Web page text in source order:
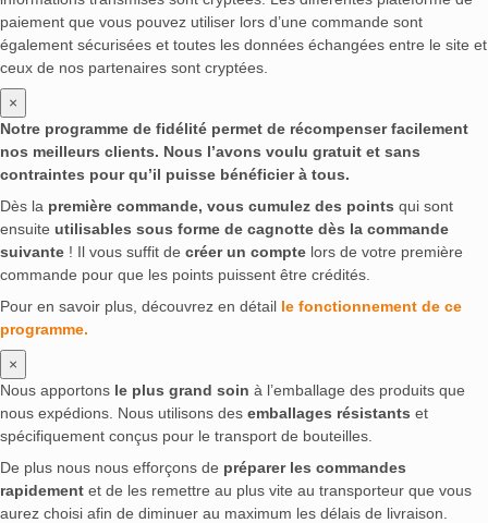
paiement que vous pouvez utiliser lors d’une commande sont
également sécurisées et toutes les données échangées entre le site et
ceux de nos partenaires sont cryptées.
×
Notre programme de fidélité permet de récompenser facilement
nos meilleurs clients. Nous l’avons voulu gratuit et sans
contraintes pour qu’il puisse bénéficier à tous.
Dès la première commande, vous cumulez des points qui sont
ensuite utilisables sous forme de cagnotte dès la commande
suivante ! Il vous suffit de créer un compte lors de votre première
commande pour que les points puissent être crédités.
Pour en savoir plus, découvrez en détail le fonctionnement de ce
programme.
×
Nous apportons le plus grand soin à l’emballage des produits que
nous expédions. Nous utilisons des emballages résistants et
spécifiquement conçus pour le transport de bouteilles.
De plus nous nous efforçons de préparer les commandes
rapidement et de les remettre au plus vite au transporteur que vous
aurez choisi afin de diminuer au maximum les délais de livraison.